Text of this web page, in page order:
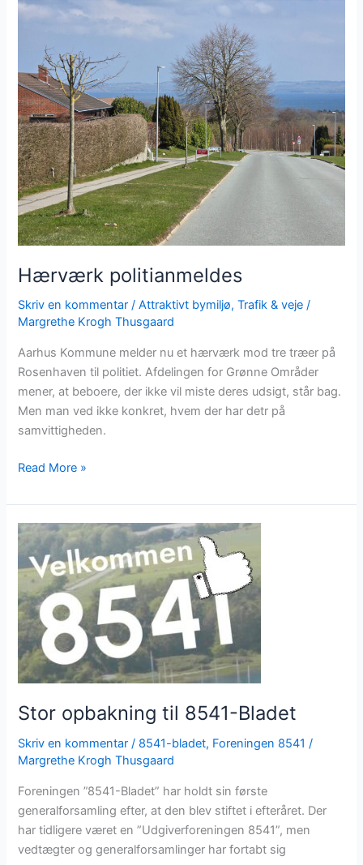
Hærværk politianmeldes
Skriv en kommentar /Attraktivt bymiljø,Trafik & veje /
Margrethe Krogh Thusgaard
Aarhus Kommune melder nu et hærværk mod tre træer på
Rosenhaven til politiet. Afdelingen for Grønne Områder
mener, at beboere, der ikke vil miste deres udsigt, står bag.
Men man ved ikke konkret, hvem der har detr på
samvittigheden.
Hærværk
Read More »
Stor opbakning til 8541-Bladet
Skriv en kommentar / 8541-bladet, Foreningen 8541 /
Margrethe Krogh Thusgaard
Foreningen ”8541-Bladet” har holdt sin første
generalforsamling efter, at den blev stiftet i efteråret. Der
har tidligere været en ”Udgiverforeningen 8541”, men
vedtægter og generalforsamlinger har fortabt sig
Stor
opbakning
til
8541-
Bladet